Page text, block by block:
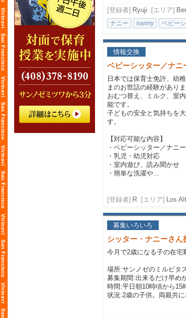
[登録者] Ryuji [エリア]
ナニー nanny ベビー
情報交換
ベビーシッター／ナニ
日本では保育士免許、幼
まのお世話の経験がありま
おむつ替え、ミルク、室
能です。
子どもの安全と気持ちを
す。
【対応可能な内容】
・ベビーシッター／ナニー
・乳児・幼児対応
・室内遊び、読み聞かせ
・簡単な洗濯や...
[登録者] R [エリア] Los
募集いろいろ
シッター・ナニーさん
今月で2歳になる子の在宅
場所:サンノゼのミルピタ
募集期間:出来るだけ早め
時間:平日朝10時頃から15
状況:2歳の子供。両親共